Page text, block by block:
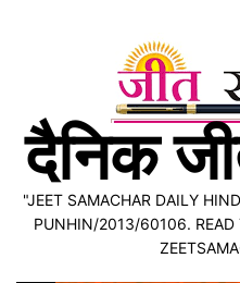
दैनिक
"JEET SAMACHAR DAILY
PUNHIN/2013/60106. READ